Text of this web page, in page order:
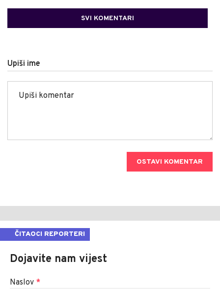
SVI KOMENTARI
Upiši ime
OSTAVI KOMENTAR
ČITAOCI REPORTERI
Dojavite nam vijest
Naslov *